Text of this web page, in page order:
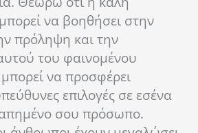
να βοηθήσει στην
πρόληψη και την
του φαινομένου
να προσφέρει
επιλογές σε εσένα
σου πρόσωπο.